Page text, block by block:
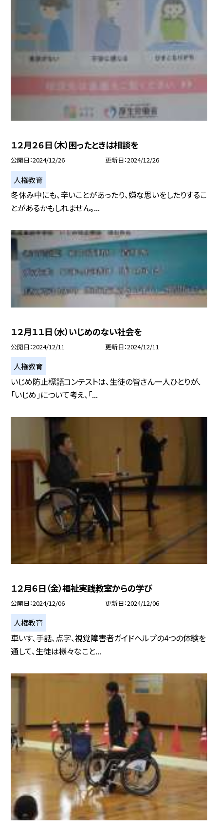
１２月２６日（木）困ったときは相談を
公開日 2024/12/26 更新日 2024/12/26
人権教育
冬休み中にも、辛いことがあったり、嫌な思いをしたりするこ
とがあるかもしれません。...
１２月１１日（水）いじめのない社会を
公開日 2024/12/11 更新日 2024/12/11
人権教育
いじめ防止標語コンテストは、生徒の皆さん一人ひとりが、
「いじめ」について考え、「...
１２月６日（金）福祉実践教室からの学び
公開日 2024/12/06 更新日 2024/12/06
人権教育
車いす、手話、点字、視覚障害者ガイドヘルプの4つの体験を
通して、生徒は様々なこと...